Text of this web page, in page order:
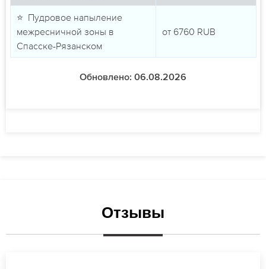
⭐ Пудровое напыление
межресничной зоны в
Спасске-Рязанском
от 6760 RUB
Обновлено: 06.08.2026
Отзывы